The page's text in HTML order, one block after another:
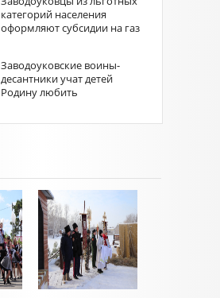
категорий населения
оформляют субсидии на газ
Заводоуковские воины-
десантники учат детей
Родину любить